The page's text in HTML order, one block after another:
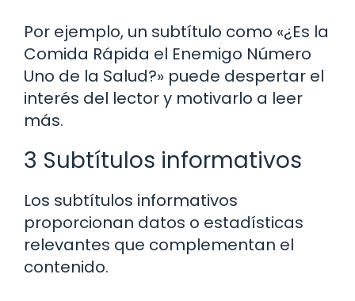
Por ejemplo, un subtítulo como «¿Es la
Comida Rápida el Enemigo Número
Uno de la Salud?» puede despertar el
interés del lector y motivarlo a leer
más.
3 Subtítulos informativos
Los subtítulos informativos
proporcionan datos o estadísticas
relevantes que complementan el
contenido.